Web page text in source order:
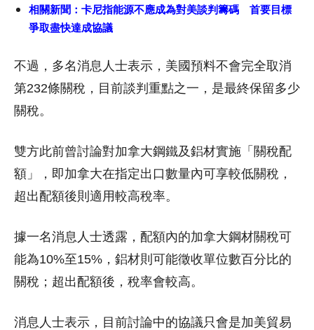
相關新聞： 卡尼指能源不應成為對美談判籌碼 首要目標
爭取盡快達成協議
不過，多名消息人士表示，美國預料不會完全取消
第232條關稅，目前談判重點之一，是最終保留多少
關稅。
雙方此前曾討論對加拿大鋼鐵及鋁材實施「關稅配
額」，即加拿大在指定出口數量內可享較低關稅，
超出配額後則適用較高稅率。
據一名消息人士透露，配額內的加拿大鋼材關稅可
能為10%至15%，鋁材則可能徵收單位數百分比的
關稅；超出配額後，稅率會較高。
消息人士表示，目前討論中的協議只會是加美貿易